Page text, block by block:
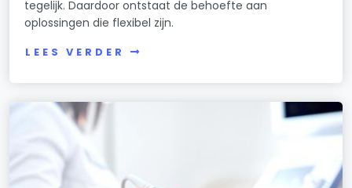
tegelijk. Daardoor ontstaat de behoefte aan
oplossingen die flexibel zijn.
LEES VERDER